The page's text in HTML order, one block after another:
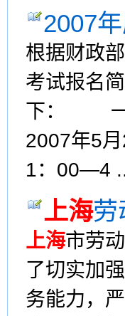
2007
根据财政
考试报名
下： 一
2007年5
1：00—4
上海劳
上海市劳
了切实加
务能力，